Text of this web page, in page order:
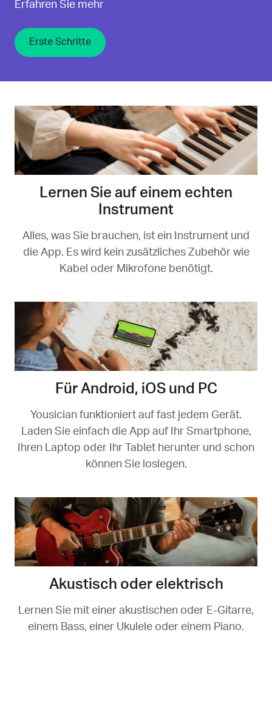
Erfahren Sie mehr
Erste Schritte
Lernen Sie auf einem echten
Instrument
Alles, was Sie brauchen, ist ein Instrument und
die App. Es wird kein zusätzliches Zubehör wie
Kabel oder Mikrofone benötigt.
Für Android, iOS und PC
Yousician funktioniert auf fast jedem Gerät.
Laden Sie einfach die App auf Ihr Smartphone,
Ihren Laptop oder Ihr Tablet herunter und schon
können Sie loslegen.
Akustisch oder elektrisch
Lernen Sie mit einer akustischen oder E-Gitarre,
einem Bass, einer Ukulele oder einem Piano.